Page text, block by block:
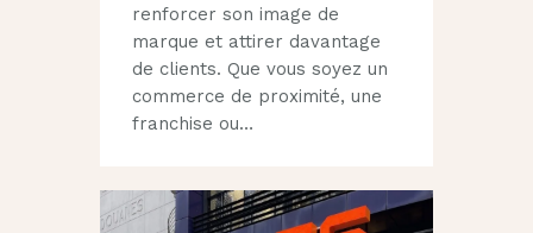
renforcer son image de
marque et attirer davantage
de clients. Que vous soyez un
commerce de proximité, une
franchise ou…